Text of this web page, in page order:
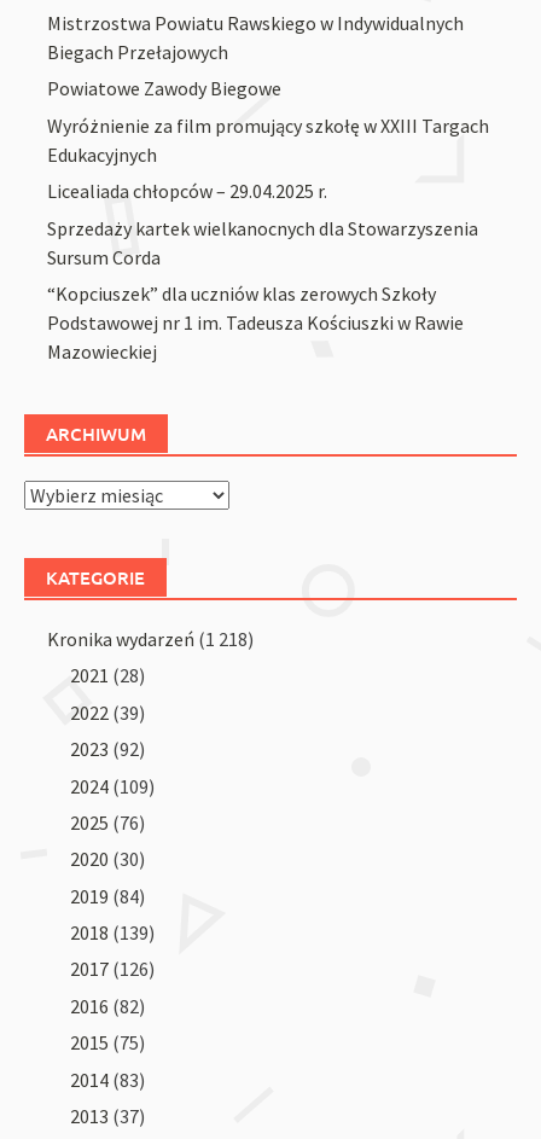
Mistrzostwa Powiatu Rawskiego w Indywidualnych
Biegach Przełajowych
Powiatowe Zawody Biegowe
Wyróżnienie za film promujący szkołę w XXIII Targach
Edukacyjnych
Licealiada chłopców – 29.04.2025 r.
Sprzedaży kartek wielkanocnych dla Stowarzyszenia
Sursum Corda
“Kopciuszek” dla uczniów klas zerowych Szkoły
Podstawowej nr 1 im. Tadeusza Kościuszki w Rawie
Mazowieckiej
ARCHIWUM
Archiwum
KATEGORIE
Kronika wydarzeń (1 218)
2021 (28)
2022 (39)
2023 (92)
2024 (109)
2025 (76)
2020 (30)
2019 (84)
2018 (139)
2017 (126)
2016 (82)
2015 (75)
2014 (83)
2013 (37)